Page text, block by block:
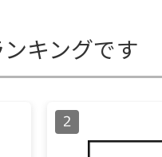
キングです